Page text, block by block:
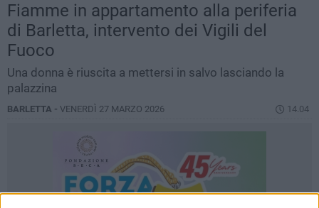
Fiamme in appartamento alla periferia
di Barletta, intervento dei Vigili del
Fuoco
Una donna è riuscita a mettersi in salvo lasciando la
palazzina
BARLETTA - VENERDÌ 27 MARZO 2026 14.04